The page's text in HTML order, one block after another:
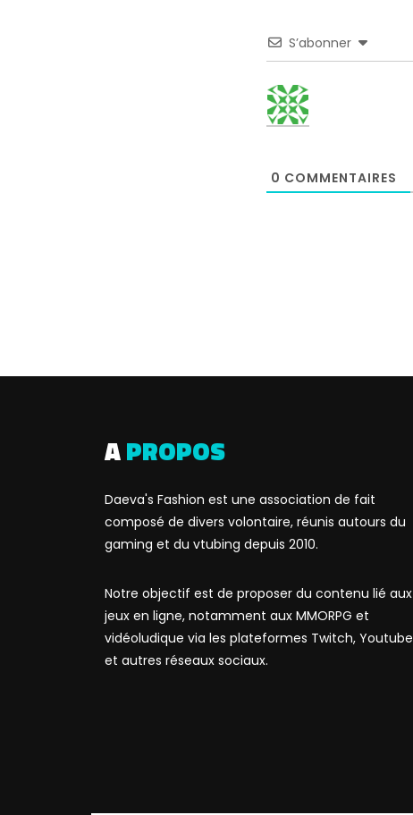
S’abonner
0 COMMENTAIRES
APROPOS
Daeva's Fashion est une association de fait
composé de divers volontaire, réunis autours du
gaming et du vtubing depuis 2010.
Notre objectif est de proposer du contenu lié aux
jeux en ligne, notamment aux MMORPG et
vidéoludique via les plateformes Twitch, Youtube
et autres réseaux sociaux.